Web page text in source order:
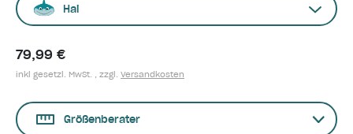
Hai
79,99 €
inkl gesetzl. MwSt. , zzgl. Versandkosten
Größenberater